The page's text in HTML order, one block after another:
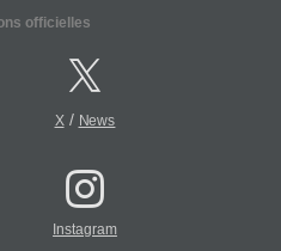
officielles
X/ News
Instagram